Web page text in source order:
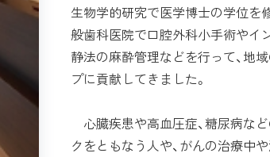
生物学的研究で医学博士の学位を
般歯科医院で口腔外科小手術やイ
静法の麻酔管理などを行って、地
プに貢献してきました。
心臓疾患や高血圧症、糖尿病な
クをともなう人や、がんの治療中